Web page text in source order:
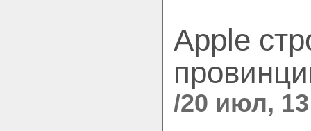
Apple
/20 июл,